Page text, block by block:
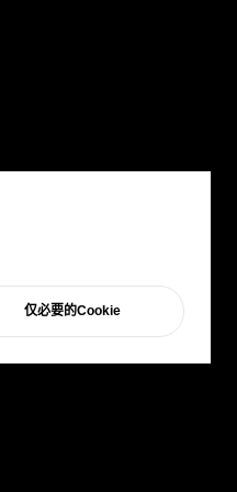
仅必要的Cookie